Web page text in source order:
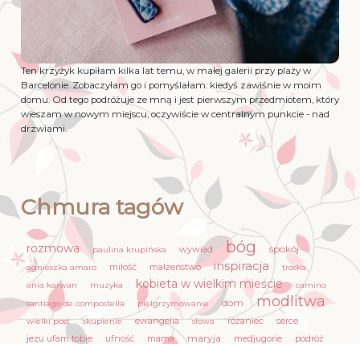
Ten krzyżyk kupiłam kilka lat temu, w małej galerii przy plaży w
Barcelonie. Zobaczyłam go i pomyślałam: kiedyś zawiśnie w moim
domu. Od tego podróżuje ze mną i jest pierwszym przedmiotem, który
wieszam w nowym miejscu, oczywiście w centralnym punkcie - nad
drzwiami.
Chmura tagów
rozmowa paulina krupińska wywiad bóg spokój
agnieszka amaro miłość małżeństwo inspiracja
troska
ania karwan
muzyka kobieta w wielkim mieście
camino
santiago de compostella
pielgrzymowanie dom modlitwa
wielki post skupienie ewangelia słowa różaniec
serce
jezu ufam tobie
ufność mama maryja medjugorie podróż